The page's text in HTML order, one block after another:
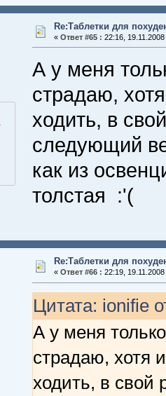
Re:Таблетки для
« Ответ #65 : 22:16, 19.11.2008
А у меня
страдаю,
ходить, в
следующий
как из
толстая :'(
Re:Таблетки для
« Ответ #66 : 22:19, 19.11.2008
Цитата: ionifie
А у меня
страдаю, хотя
ходить, в свой